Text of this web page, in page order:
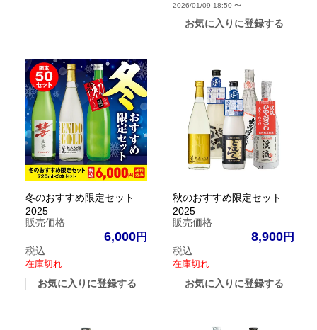
2026/01/09 18:50〜
お気に入りに登録する
冬のおすすめ限定セット
2025
販売価格
6,000
税込
在庫切れ
お気に入りに登録する
秋のおすすめ限定セット
2025
販売価格
8,900
税込
在庫切れ
お気に入りに登録する